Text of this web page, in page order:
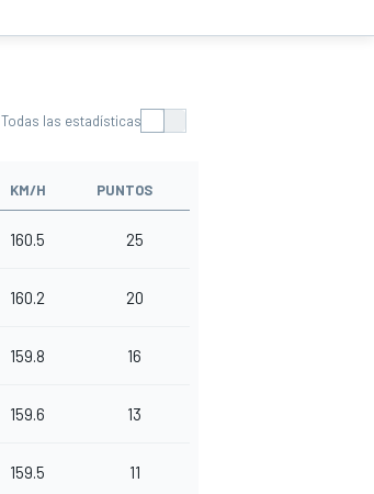
Todas las estadísticas
KM/H PUNTOS
160.5 25
160.2 20
159.8 16
159.6 13
159.5 11